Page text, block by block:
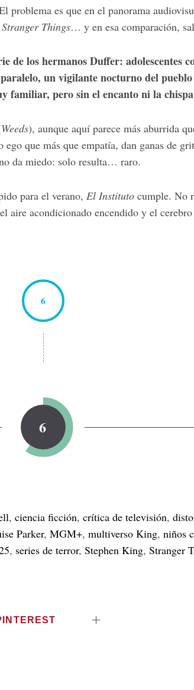
problema es que en el panorama
Stranger Things… y en esa comparación,
de los hermanos Duffer: adolescentes
un vigilante nocturno del
familiar, pero sin el encanto ni la
Weeds), aunque aquí parece más aburrida
que más que empatía, dan ganas de
da miedo: solo resulta… raro.
para el verano, El Instituto cumple. No
aire acondicionado encendido y el cerebro
6
6
, ciencia ficción, crítica de televisión,
Parker, MGM+, multiverso King, niños
, series de terror, Stephen King, Stranger